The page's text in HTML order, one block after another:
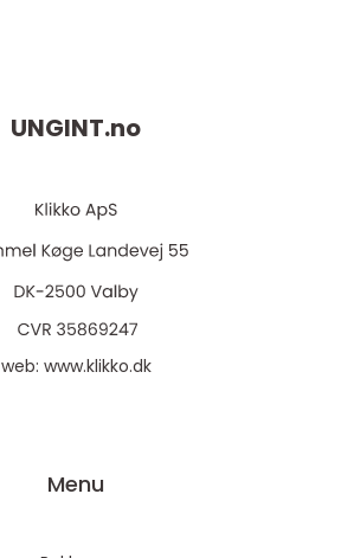
UNGINT.no
web: www.klikko.dk
Menu